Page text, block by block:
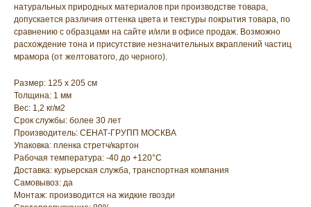
натуральных природных материалов при производстве товара,
допускается различия оттенка цвета и текстуры покрытия товара, по
сравнению с образцами на сайте и/или в офисе продаж. Возможно
расхождение тона и присутствие незначительных вкраплений частиц
мрамора (от желтоватого, до черного).
Размер: 125 х 205 см
Толщина: 1 мм
Вес: 1,2 кг/м2
Срок службы: более 30 лет
Производитель: СЕНАТ-ГРУПП МОСКВА
Упаковка: пленка стретч/картон
Рабочая температура: -40 до +120°С
Доставка: курьерская служба, транспортная компания
Самовывоз: да
Монтаж: производится на жидкие гвозди